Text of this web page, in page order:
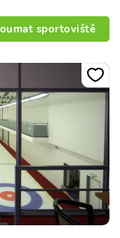
sportoviště